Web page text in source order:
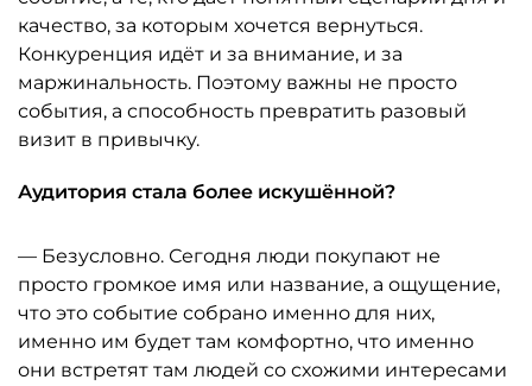
качество, за которым хочется вернуться.
Конкуренция идёт и за внимание, и за
маржинальность. Поэтому важны не просто
события, а способность превратить разовый
визит в привычку.
Аудитория стала более искушённой?
— Безусловно. Сегодня люди покупают не
просто громкое имя или название, а ощущение,
что это событие собрано именно для них,
именно им будет там комфортно, что именно
они встретят там людей со схожими интересами